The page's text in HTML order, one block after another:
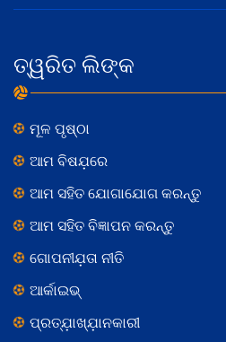
ତ୍ୱରିତ ଲିଙ୍କ
ମୂଳ ପୃଷ୍ଠା
ଆମ ବିଷଯ଼ରେ
ଆମ ସହିତ ଯୋଗାଯୋଗ କରନ୍ତୁ
ଆମ ସହିତ ବିଜ୍ଞାପନ କରନ୍ତୁ
ଗୋପନୀଯ଼ତା ନୀତି
ଆର୍କାଇଭ୍
ପ୍ରତ୍ଯ଼ାଖ୍ଯ଼ାନକାରୀ